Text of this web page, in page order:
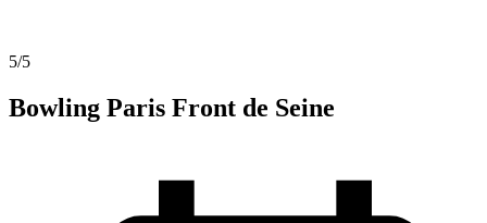
5/5
Bowling Paris Front de Seine